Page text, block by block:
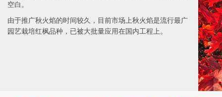
空白。
由于推广秋火焰的时间较久，目前市场上秋火焰是流行最广
园艺栽培红枫品种，已被大批量应用在国内工程上。